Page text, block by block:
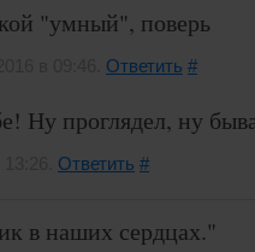
"умный", поверь
Ответить #
Ну проглядел, ну
Ответить #
в наших сердцах."